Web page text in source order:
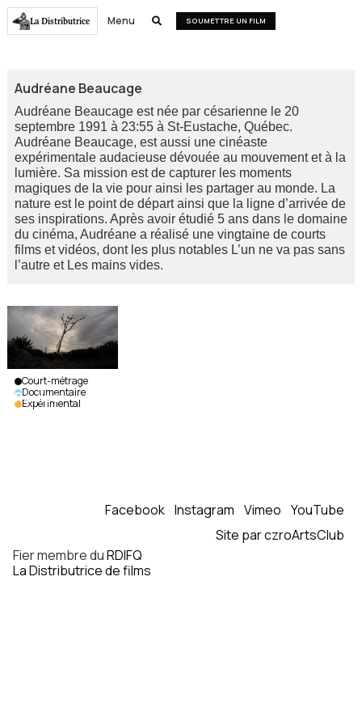
La Distributrice Menu  SOUMETTRE UN FILM
Audréane Beaucage
Audréane Beaucage est née par césarienne le 20
septembre 1991 à 23:55 à St-Eustache, Québec.
Audréane Beaucage, est aussi une cinéaste
expérimentale audacieuse dévouée au mouvement et à la
lumière. Sa mission est de capturer les moments
magiques de la vie pour ainsi les partager au monde. La
nature est le point de départ ainsi que la ligne d’arrivée de
ses inspirations. Après avoir étudié 5 ans dans le domaine
du cinéma, Audréane a réalisé une vingtaine de courts
films et vidéos, dont les plus notables L’un ne va pas sans
l’autre et Les mains vides.
Poulpe
Audréane
Court-métrage
Documentaire
Expérimental
La Distributrice de films
Fier membre duRDIFQ
Facebook Instagram Vimeo YouTube
Site par czroArtsClub